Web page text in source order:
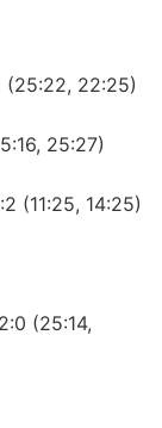
(25:22, 22:25)
25:27)
(11:25, 14:25)
(25:14,